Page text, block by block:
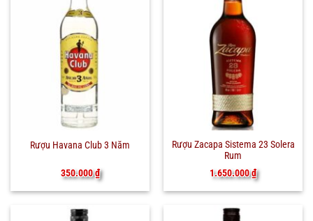
Rượu Havana Club 3 Năm
350.000₫
Rượu Zacapa Sistema 23 Solera
Rum
1.650.000₫